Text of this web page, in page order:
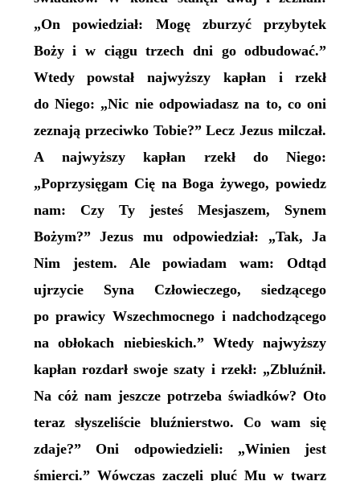
„On powiedział: Mogę zburzyć przybytek
Boży i w ciągu trzech dni go odbudować.”
Wtedy powstał najwyższy kapłan i rzekł
do Niego: „Nic nie odpowiadasz na to, co oni
zeznają przeciwko Tobie?” Lecz Jezus milczał.
A najwyższy kapłan rzekł do Niego:
„Poprzysięgam Cię na Boga żywego, powiedz
nam: Czy Ty jesteś Mesjaszem, Synem
Bożym?” Jezus mu odpowiedział: „Tak, Ja
Nim jestem. Ale powiadam wam: Odtąd
ujrzycie Syna Człowieczego, siedzącego
po prawicy Wszechmocnego i nadchodzącego
na obłokach niebieskich.” Wtedy najwyższy
kapłan rozdarł swoje szaty i rzekł: „Zbluźnił.
Na cóż nam jeszcze potrzeba świadków? Oto
teraz słyszeliście bluźnierstwo. Co wam się
zdaje?” Oni odpowiedzieli: „Winien jest
śmierci.” Wówczas zaczęli pluć Mu w twarz